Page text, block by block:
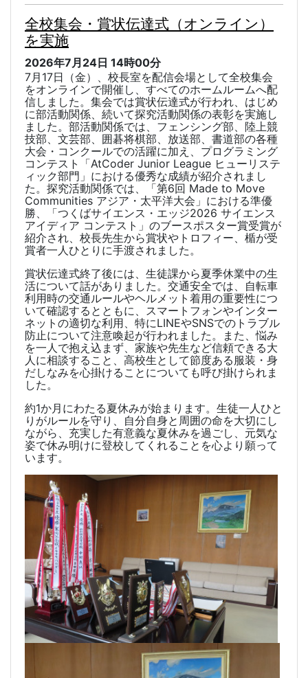
全校集会・賞状伝達式（オンライン）
を実施
2026年7月24日 14時00分
7月 17日（金）、校長室を配信会場として全校集会
をオンラインで開催し、すべてのホームルームへ配
信しました。集会では賞状伝達式が行われ、はじめ
に部活動関係、続いて探究活動関係の表彰を実施し
ました。部活動関係では、フェンシング部、陸上競
技部、文芸部、囲碁将棋部、放送部、書道部の各種
大会・コンクールでの活躍に加え、プログラミング
コンテスト「AtCoder Junior League ヒューリステ
ィック部門」における優秀な成績が紹介されまし
た。探究活動関係では、「第6回 Made to Move
Communities アジア・太平洋大会」における準優
勝、「つくばサイエンス・エッジ2026 サイエンス
アイディア コンテスト」のブースポスター賞受賞が
紹介され、校長先生から賞状やトロフィー、楯が受
賞者一人ひとりに手渡されました。
賞状伝達式終了後には、生徒課から夏季休業中の生
活について話がありました。交通安全では、自転車
利用時の交通ルールやヘルメット着用の重要性につ
いて確認するとともに、スマートフォンやインター
ネットの適切な利用、特にLINEやSNSでのトラブル
防止について注意喚起が行われました。また、悩み
を一人で抱え込まず、家族や先生など信頼できる大
人に相談すること、高校生として節度ある服装・身
だしなみを心掛けることについても呼び掛けられま
した。
約1か月にわたる夏休みが始まります。生徒一人ひと
りがルールを守り、自分自身と周囲の命を大切にし
ながら、充実した有意義な夏休みを過ごし、元気な
姿で休み明けに登校してくれることを心より願って
います。